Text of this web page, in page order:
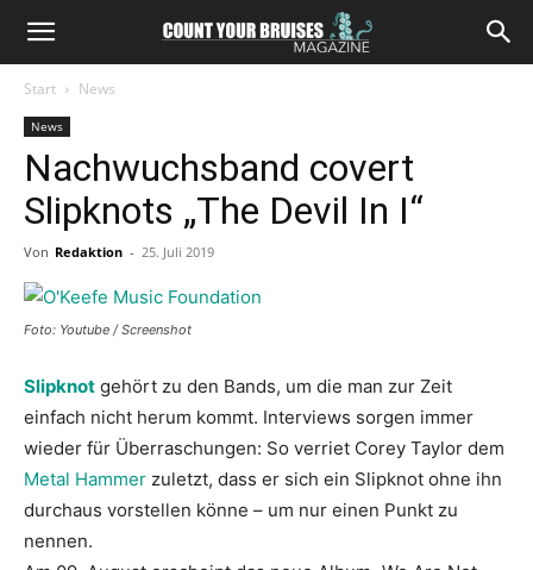
Start News
News
Nachwuchsband covert
Slipknots „The Devil In I“
Von Redaktion - 25. Juli 2019
Foto: Youtube / Screenshot
Slipknot gehört zu den Bands, um die man zur Zeit
einfach nicht herum kommt. Interviews sorgen immer
wieder für Überraschungen: So verriet Corey Taylor dem
Metal Hammer zuletzt, dass er sich ein Slipknot ohne ihn
durchaus vorstellen könne – um nur einen Punkt zu
nennen.